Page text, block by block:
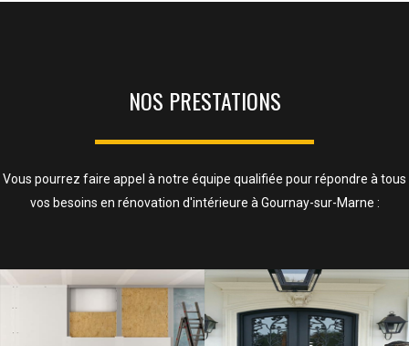
NOS PRESTATIONS
Vous pourrez faire appel à notre équipe qualifiée pour répondre à tous
vos besoins en rénovation d'intérieure à Gournay-sur-Marne :
ISOLATION, CLOISONS ET FAUX
PLAFOND